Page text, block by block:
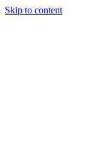
Skip to content